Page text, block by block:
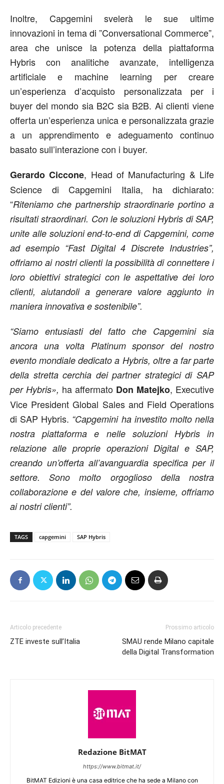
Inoltre, Capgemini svelerà le sue ultime
innovazioni in tema di ”Conversational Commerce”,
area che unisce la potenza della piattaforma
Hybris con analitiche avanzate, intelligenza
artificiale e machine learning per creare
un’esperienza d’acquisto personalizzata per i
buyer del mondo sia B2C sia B2B. Ai clienti viene
offerta un’esperienza unica e personalizzata grazie
a un apprendimento e adeguamento continuo
basato sull’interazione con i buyer.
Gerardo Ciccone, Head of Manufacturing & Life
Science di Capgemini Italia, ha dichiarato:
“Riteniamo che partnership straordinarie portino a
risultati straordinari. Con le soluzioni Hybris di SAP,
unite alle soluzioni end-to-end di Capgemini, come
ad esempio “Fast Digital 4 Discrete Industries”,
offriamo ai nostri clienti la possibilità di connettere i
loro obiettivi strategici con le aspettative dei loro
clienti, aiutandoli a generare valore aggiunto in
maniera innovativa e sostenibile”.
“Siamo entusiasti del fatto che Capgemini sia
ancora una volta Platinum sponsor del nostro
evento mondiale dedicato a Hybris, oltre a far parte
della stretta cerchia dei partner strategici di SAP
per Hybris», ha affermato Don Matejko, Executive
Vice President Global Sales and Field Operations
di SAP Hybris. “Capgemini ha investito molto nella
nostra piattaforma e nelle soluzioni Hybris in
relazione alle proprie operazioni Digital e SAP,
creando un’offerta all’avanguardia specifica per il
settore. Sono molto orgoglioso della nostra
collaborazione e del valore che, insieme, offriamo
ai nostri clienti”.
TAGS capgemini SAP Hybris
Articolo precedente
ZTE investe sull’Italia
Prossimo articolo
SMAU rende Milano capitale
della Digital Transformation
Redazione BitMAT
https://www.bitmat.it/
BitMAT Edizioni è una casa editrice che ha sede a Milano con